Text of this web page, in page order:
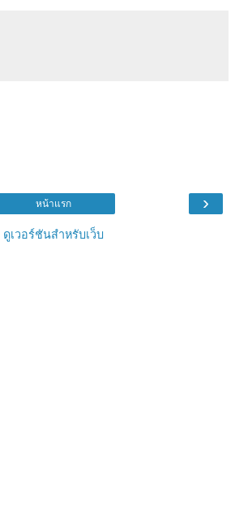
›
หน้าแรก
ดูเวอร์ชันสำหรับเว็บ